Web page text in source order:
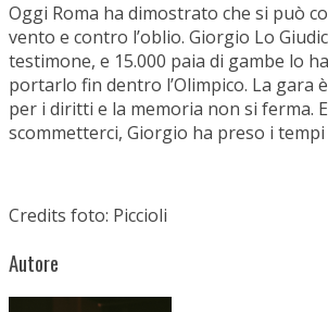
Oggi Roma ha dimostrato che si può
vento e contro l’oblio. Giorgio Lo
testimone, e 15.000 paia di gambe lo
portarlo fin dentro l’Olimpico. La gara
per i diritti e la memoria non si ferma. E
scommetterci, Giorgio ha preso i
Credits foto: Piccioli
Autore